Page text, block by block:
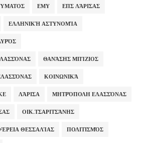
ΕΜΥ ΕΠΣ ΛΆΡΙΣΑΣ
ΕΛΛΗΝΙΚΉ ΑΣΤΥΝΟΜΊΑ
ΘΑΝΆΣΗΣ ΜΠΊΖΙΟΣ
ΚΟΙΝΩΝΙΚΆ
ΛΆΡΙΣΑ ΜΗΤΡΌΠΟΛΗ ΕΛΑΣΣΌΝΑΣ
ΟΙΚ.ΤΣΑΡΙΤΣΆΝΗΣ
ΘΕΣΣΑΛΊΑΣ ΠΟΛΙΤΙΣΜΌΣ